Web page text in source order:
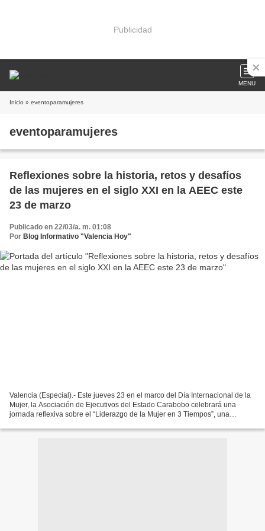
Publicidad
MENU
Inicio » eventoparamujeres
eventoparamujeres
Reflexiones sobre la historia, retos y desafíos
de las mujeres en el siglo XXI en la AEEC este
23 de marzo
Publicado en 22/03/a. m. 01:08
Por Blog Informativo "Valencia Hoy"
Valencia (Especial).- Este jueves 23 en el marco del Día Internacional de la
Mujer, la Asociación de Ejecutivos del Estado Carabobo celebrará una
jornada reflexiva sobre el “Liderazgo de la Mujer en 3 Tiempos”, una